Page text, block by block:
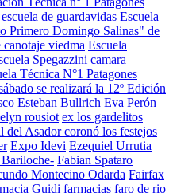
escuela de guardavidas Escuela
Primero Domingo Salinas" de
viedma Escuela
Spegazzini camara
Técnica N°1 Patagones
se realizará la 12º Edición
Esteban Bullrich Eva Perón
rousiot ex los gardelitos
Asador coronó los festejos
Expo Idevi Ezequiel Urrutia
Fabian Spataro
Montecino Odarda Fairfax
Guidi farmacias faro de rio